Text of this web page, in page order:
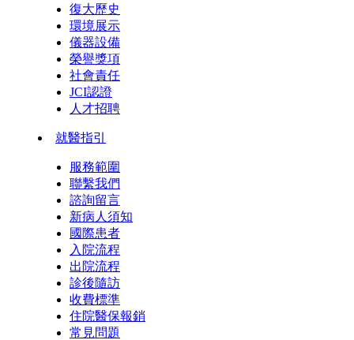
復大歷史
環境展示
儀器設備
榮譽獎項
社會責任
JCI認證
人才招聘
就醫指引
服務範圍
聯繫我們
諮詢留言
新病人須知
國際患者
入院流程
出院流程
診後隨訪
收費標準
住院醫保報銷
常見問題